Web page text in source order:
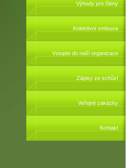
Výhody pro členy
Kolektivní smlouva
Vstupte do naší organizace
Zápisy ze schůzí
Veřejné zakázky
Kontakt